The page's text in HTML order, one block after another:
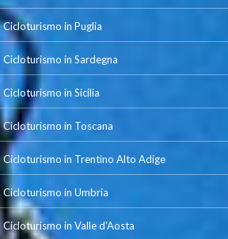
Cicloturismo in Puglia
Cicloturismo in Sardegna
Cicloturismo in Sicilia
Cicloturismo in Toscana
Cicloturismo in Trentino Alto Adige
Cicloturismo in Umbria
Cicloturismo in Valle d'Aosta